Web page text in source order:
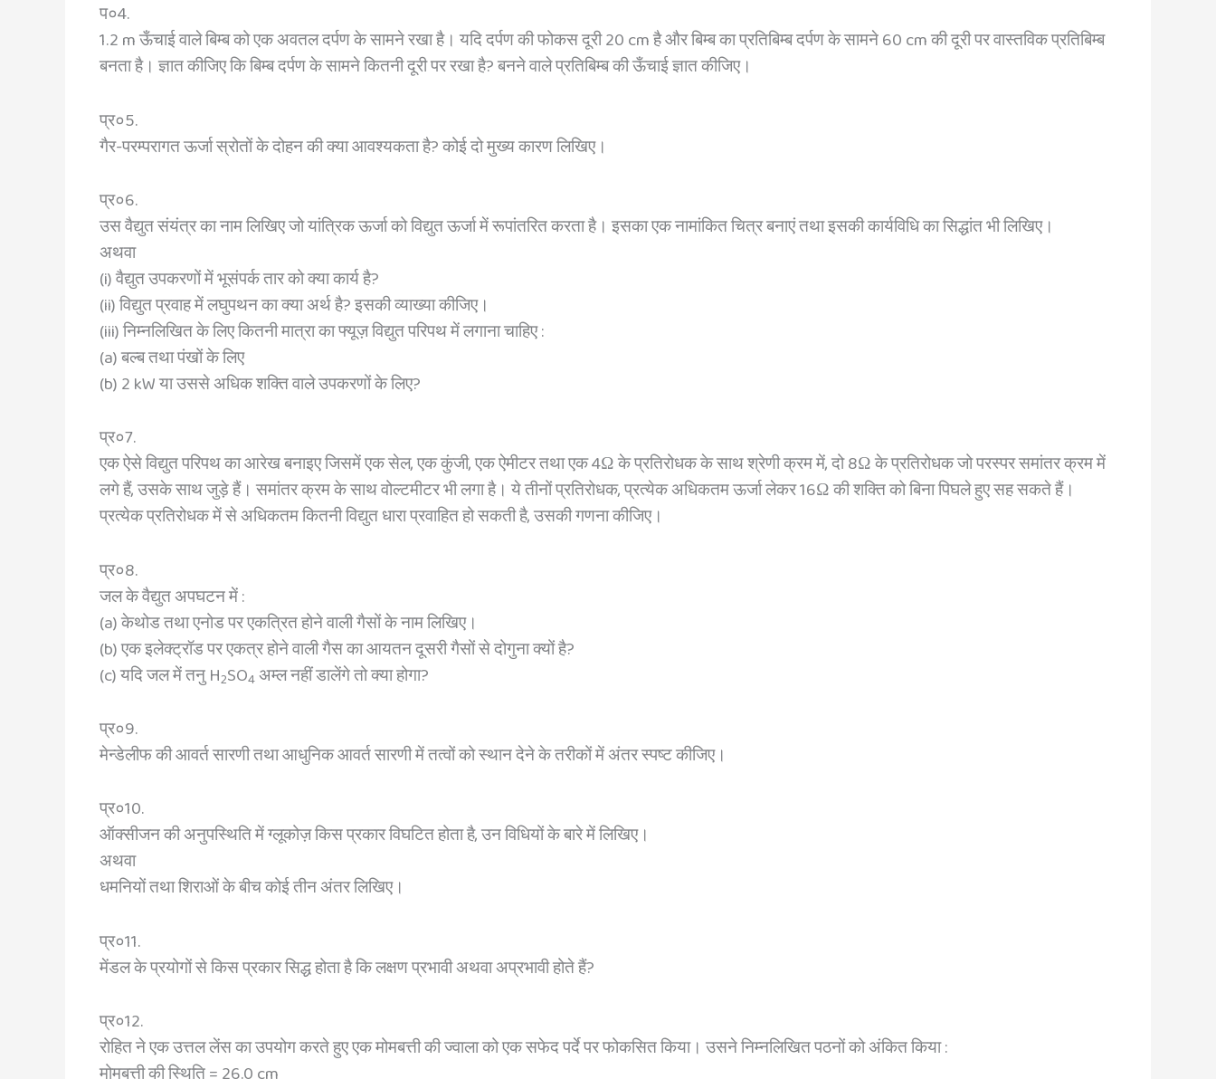
प०4.
1.2 m ऊँचाई वाले बिम्ब को एक अवतल दर्पण के सामने रखा है। यदि दर्पण की फोकस दूरी 20 cm है और बिम्ब का प्रतिबिम्ब दर्पण के सामने 60 cm की दूरी पर वास्तविक प्रतिबिम्ब
बनता है। ज्ञात कीजिए कि बिम्ब दर्पण के सामने कितनी दूरी पर रखा है? बनने वाले प्रतिबिम्ब की ऊँचाई ज्ञात कीजिए।
प्र०5.
गैर-परम्परागत ऊर्जा स्रोतों के दोहन की क्या आवश्यकता है? कोई दो मुख्य कारण लिखिए।
प्र०6.
उस वैद्युत संयंत्र का नाम लिखिए जो यांत्रिक ऊर्जा को विद्युत ऊर्जा में रूपांतरित करता है। इसका एक नामांकित चित्र बनाएं तथा इसकी कार्यविधि का सिद्धांत भी लिखिए।
अथवा
(i) वैद्युत उपकरणों में भूसंपर्क तार को क्या कार्य है?
(ii) विद्युत प्रवाह में लघुपथन का क्या अर्थ है? इसकी व्याख्या कीजिए।
(iii) निम्नलिखित के लिए कितनी मात्रा का फ्यूज़ विद्युत परिपथ में लगाना चाहिए :
(a) बल्ब तथा पंखों के लिए
(b) 2 kW या उससे अधिक शक्ति वाले उपकरणों के लिए?
प्र०7.
एक ऐसे विद्युत परिपथ का आरेख बनाइए जिसमें एक सेल, एक कुंजी, एक ऐमीटर तथा एक 4Ω के प्रतिरोधक के साथ श्रेणी क्रम में, दो 8Ω के प्रतिरोधक जो परस्पर समांतर क्रम में
लगे हैं, उसके साथ जुड़े हैं। समांतर क्रम के साथ वोल्टमीटर भी लगा है। ये तीनों प्रतिरोधक, प्रत्येक अधिकतम ऊर्जा लेकर 16Ω की शक्ति को बिना पिघले हुए सह सकते हैं।
प्रत्येक प्रतिरोधक में से अधिकतम कितनी विद्युत धारा प्रवाहित हो सकती है, उसकी गणना कीजिए।
प्र०8.
जल के वैद्युत अपघटन में :
(a) केथोड तथा एनोड पर एकत्रित होने वाली गैसों के नाम लिखिए।
(b) एक इलेक्ट्रॉड पर एकत्र होने वाली गैस का आयतन दूसरी गैसों से दोगुना क्यों है?
(c) यदि जल में तनु H2SO4अम्ल नहीं डालेंगे तो क्या होगा?
प्र०9.
मेन्डेलीफ की आवर्त सारणी तथा आधुनिक आवर्त सारणी में तत्वों को स्थान देने के तरीकों में अंतर स्पष्ट कीजिए।
प्र०10.
ऑक्सीजन की अनुपस्थिति में ग्लूकोज़ किस प्रकार विघटित होता है, उन विधियों के बारे में लिखिए।
अथवा
धमनियों तथा शिराओं के बीच कोई तीन अंतर लिखिए।
प्र०11.
मेंडल के प्रयोगों से किस प्रकार सिद्ध होता है कि लक्षण प्रभावी अथवा अप्रभावी होते हैं?
प्र०12.
रोहित ने एक उत्तल लेंस का उपयोग करते हुए एक मोमबत्ती की ज्वाला को एक सफेद पर्दे पर फोकसित किया। उसने निम्नलिखित पठनों को अंकित किया :